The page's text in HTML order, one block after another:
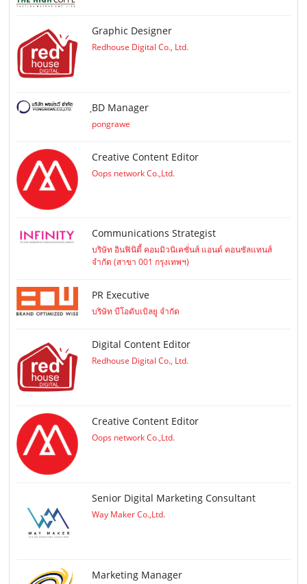
Graphic Designer
Redhouse Digital Co., Ltd.
ฺBD Manager
pongrawe
Creative Content Editor
Oops network Co.,Ltd.
Communications Strategist
บริษัท อินฟินิตี้ คอมมิวนิเคชั่นส์ แอนด์ คอนซัลแทนส์
จำกัด (สาขา 001 กรุงเทพฯ)
PR Executive
บริษัท บีโอดับเบิลยู จำกัด
Digital Content Editor
Redhouse Digital Co., Ltd.
Creative Content Editor
Oops network Co.,Ltd.
Senior Digital Marketing Consultant
Way Maker Co.,Ltd.
Marketing Manager